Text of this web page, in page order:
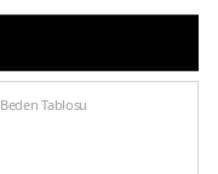
Beden Tablosu